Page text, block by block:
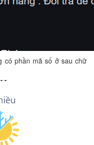
có phần mã số ở sau chữ